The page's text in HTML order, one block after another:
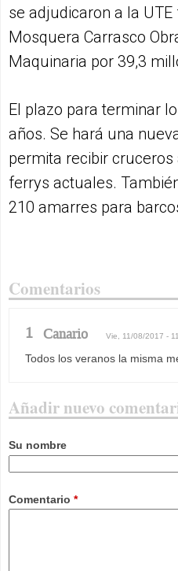
se adjudicaron a la UTE
Mosquera Carrasco
Maquinaria por 39,3
El plazo para terminar
años. Se hará una
permita recibir
ferrys actuales.
210 amarres para
Comentarios
1 Canario Vie, 11/08/2017 -
Todos los veranos la misma
Añadir nuevo
Su nombre
Comentario *